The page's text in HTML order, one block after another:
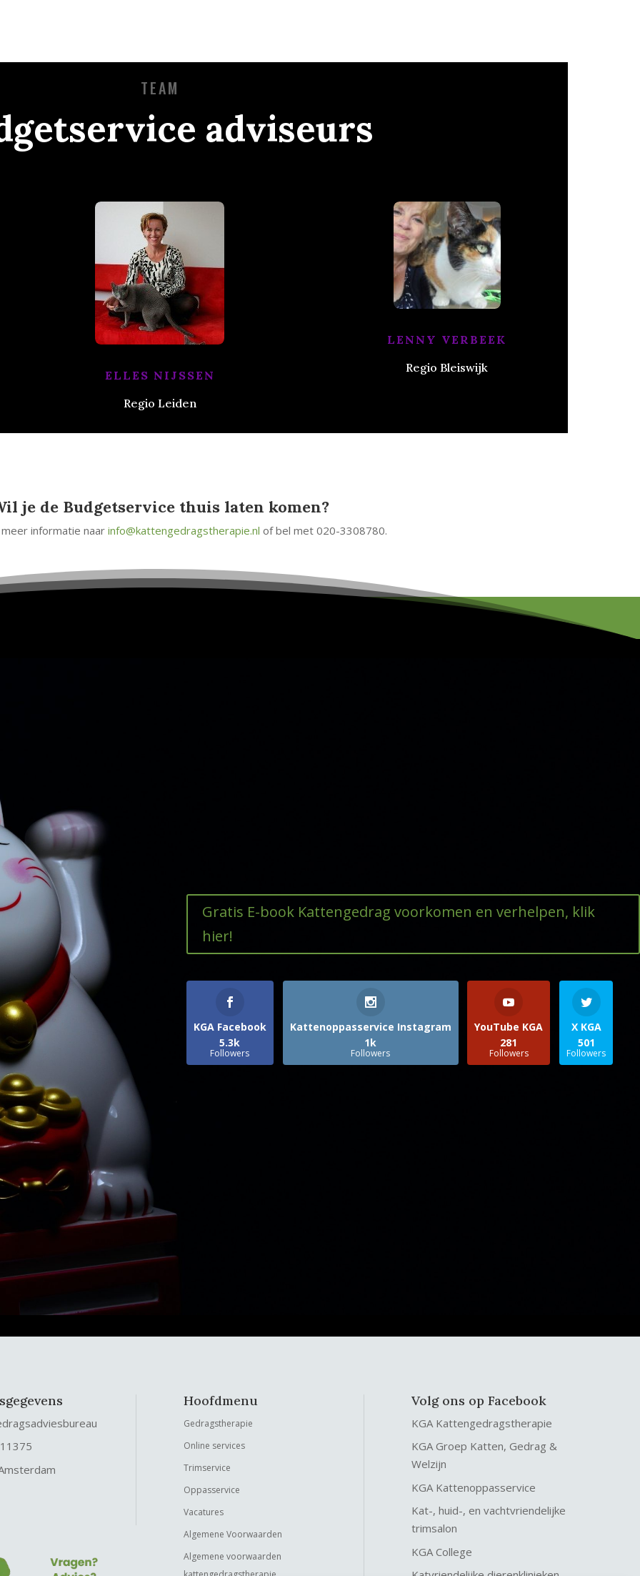
TEAM
adviseurs
ELLES NIJSSEN
Regio Leiden
LENNY VERBEEK
Regio Bleiswijk
il je de Budgetservice thuis laten komen?
informatie naar info@kattengedragstherapie.nl of bel met 020-3308780.
Gratis E-book Kattengedrag voorkomen en verhelpen, klik
hier!
KGA Facebook
5.3k
Followers
Kattenoppasservice Instagram
1k
Followers
YouTube KGA
281
Followers
X KGA
501
Followers
Hoofdmenu
Gedragstherapie
Online services
Trimservice
Oppasservice
Vacatures
Algemene Voorwaarden
Algemene voorwaarden
Volg ons op Facebook
KGA Kattengedragstherapie
KGA Groep Katten, Gedrag &
Welzijn
KGA Kattenoppasservice
Kat-, huid-, en vachtvriendelijke
trimsalon
KGA College